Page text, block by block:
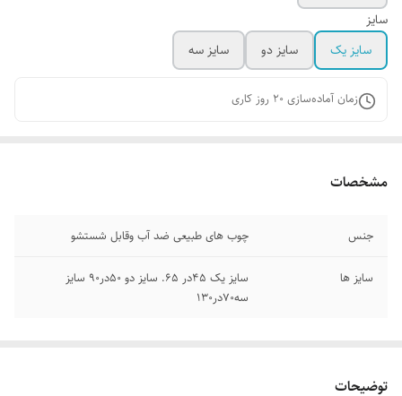
سایز
سایز یک
سایز دو سایز سه
زمان آماده‌سازی 20 روز کاری
مشخصات
جنس چوب های طبیعی ضد آب وقابل شستشو
سایز ها
سایز یک ۴۵در ۶۵. سایز دو ۵۰در۹۰ سایز
سه۷۰در۱۳۰
توضیحات